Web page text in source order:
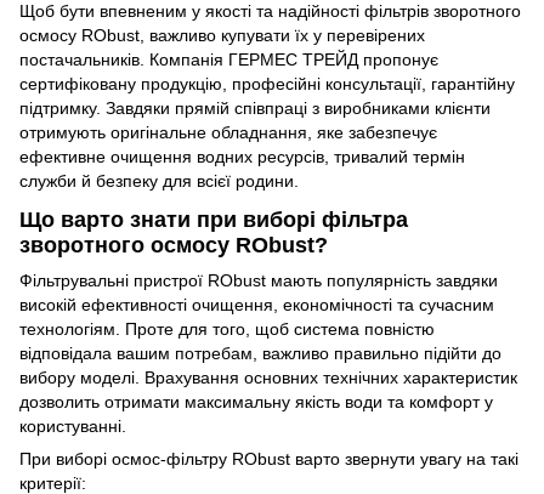
Щоб бути впевненим у якості та надійності фільтрів зворотного
осмосу RObust, важливо купувати їх у перевірених
постачальників. Компанія ГЕРМЕС ТРЕЙД пропонує
сертифіковану продукцію, професійні консультації, гарантійну
підтримку. Завдяки прямій співпраці з виробниками клієнти
отримують оригінальне обладнання, яке забезпечує
ефективне очищення водних ресурсів, тривалий термін
служби й безпеку для всієї родини.
Що варто знати при виборі фільтра
зворотного осмосу RObust?
Фільтрувальні пристрої RObust мають популярність завдяки
високій ефективності очищення, економічності та сучасним
технологіям. Проте для того, щоб система повністю
відповідала вашим потребам, важливо правильно підійти до
вибору моделі. Врахування основних технічних характеристик
дозволить отримати максимальну якість води та комфорт у
користуванні.
При виборі осмос-фільтру RObust варто звернути увагу на такі
критерії: